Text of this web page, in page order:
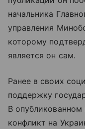
начальника
управления
которому
является он сам.
Ранее в своих
поддержку
В опубликованном
конфликт на